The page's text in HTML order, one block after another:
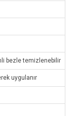
bezle temizlenebilir
uygulanır